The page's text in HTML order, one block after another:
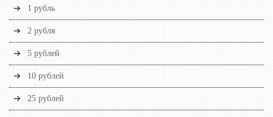
1 рубль
2 рубля
5 рублей
10 рублей
25 рублей